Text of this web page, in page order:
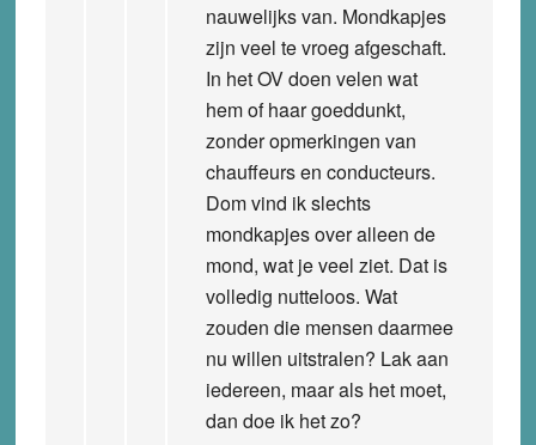
nauwelijks van. Mondkapjes
zijn veel te vroeg afgeschaft.
In het OV doen velen wat
hem of haar goeddunkt,
zonder opmerkingen van
chauffeurs en conducteurs.
Dom vind ik slechts
mondkapjes over alleen de
mond, wat je veel ziet. Dat is
volledig nutteloos. Wat
zouden die mensen daarmee
nu willen uitstralen? Lak aan
iedereen, maar als het moet,
dan doe ik het zo?